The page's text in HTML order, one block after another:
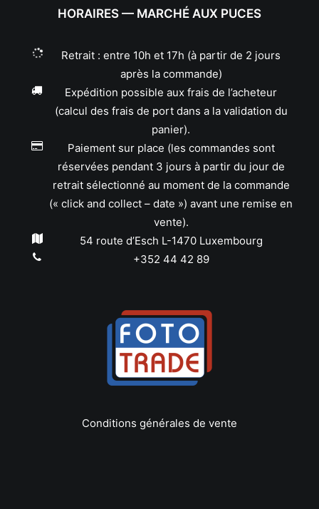
HORAIRES — MARCHÉ AUX PUCES
Retrait : entre 10h et 17h (à partir de 2 jours
après la commande)
Expédition possible aux frais de l’acheteur
(calcul des frais de port dans a la validation du
panier).
Paiement sur place (les commandes sont
réservées pendant 3 jours à partir du jour de
retrait sélectionné au moment de la commande
(« click and collect – date ») avant une remise en
vente).
54 route d’Esch L-1470 Luxembourg
+352 44 42 89
Conditions générales de vente